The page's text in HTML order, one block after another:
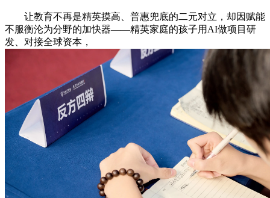
让教育不再是精英摸高、普惠兜底的二元对立，却因赋能
不服衡沦为分野的加快器——精英家庭的孩子用AI做项目研
发、对接全球资本，